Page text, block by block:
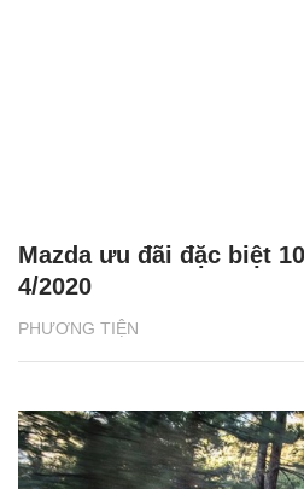
PHƯƠNG TIỆN
Mazda ưu đãi đặc biệt
4/2020